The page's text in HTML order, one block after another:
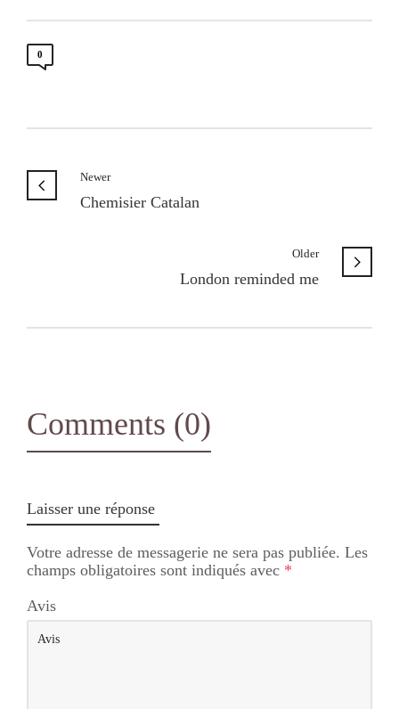
0
Newer
Chemisier Catalan
Older
London reminded me
Comments (0)
Laisser une réponse
Votre adresse de messagerie ne sera pas publiée. Les
champs obligatoires sont indiqués avec *
Avis